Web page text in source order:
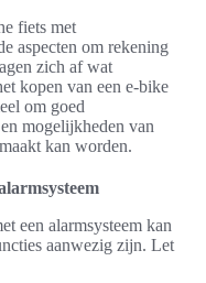
fiets met
aspecten om rekening
zich af wat
kopen van een e-bike
om goed
mogelijkheden van
kan worden.
een alarmsysteem kan
aanwezig zijn. Let